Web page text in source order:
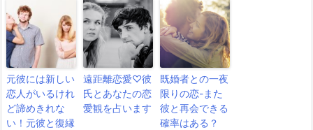
元彼には新しい
恋人がいるけれ
ど諦めきれな
い！元彼と復縁
遠距離恋愛♡彼
氏とあなたの恋
愛観を占います
既婚者との一夜
限りの恋-また
彼と再会できる
確率はある？